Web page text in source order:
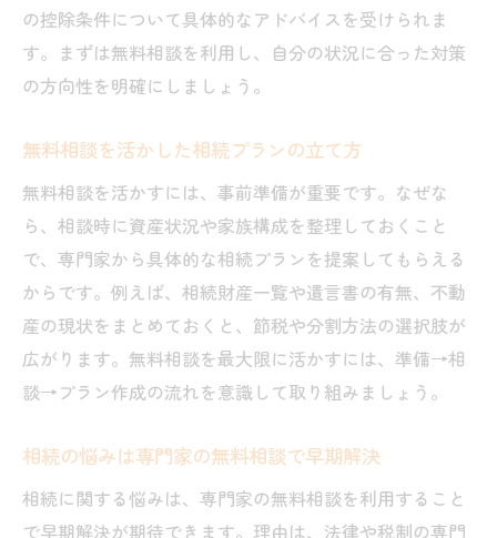
の控除条件について具体的なアドバイスを受けられま
す。まずは無料相談を利用し、自分の状況に合った対策
の方向性を明確にしましょう。
無料相談を活かした相続プランの立て方
無料相談を活かすには、事前準備が重要です。なぜな
ら、相談時に資産状況や家族構成を整理しておくこと
で、専門家から具体的な相続プランを提案してもらえる
からです。例えば、相続財産一覧や遺言書の有無、不動
産の現状をまとめておくと、節税や分割方法の選択肢が
広がります。無料相談を最大限に活かすには、準備→相
談→プラン作成の流れを意識して取り組みましょう。
相続の悩みは専門家の無料相談で早期解決
相続に関する悩みは、専門家の無料相談を利用すること
で早期解決が期待できます。理由は、法律や税制の専門